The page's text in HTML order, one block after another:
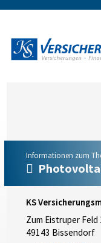
Informationen zum
KS
Zum Eistruper Feld
49143 Bissendorf